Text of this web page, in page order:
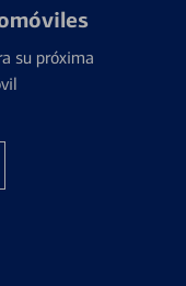
su próxima